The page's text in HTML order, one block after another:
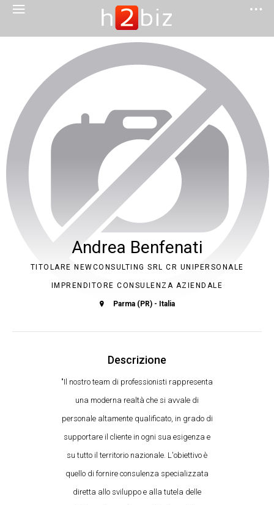
Andrea Benfenati
TITOLARE NEWCONSULTING SRL CR UNIPERSONALE
IMPRENDITORE CONSULENZA AZIENDALE
Parma (PR) - Italia
Descrizione
"Il nostro team di professionisti rappresenta
una moderna realtà che si avvale di
personale altamente qualificato, in grado di
supportare il cliente in ogni sua esigenza e
su tutto il territorio nazionale. L'obiettivo è
quello di fornire consulenza specializzata
diretta allo sviluppo e alla tutela delle